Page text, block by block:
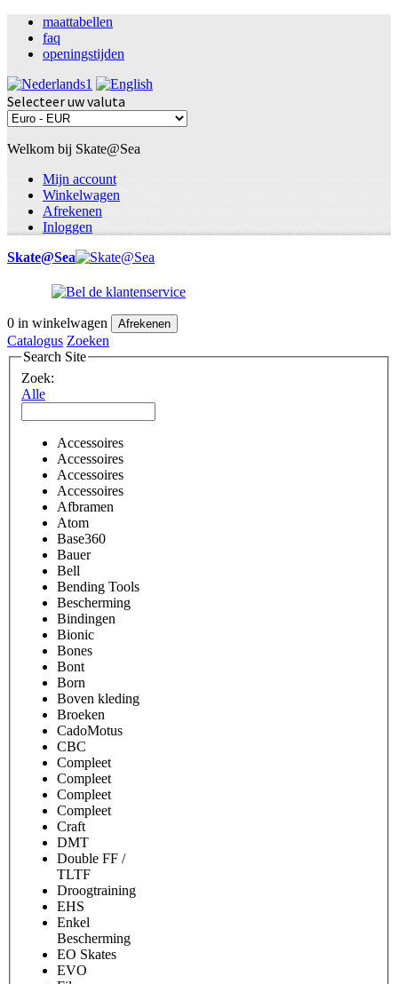
maattabellen
faq
openingstijden
Selecteer uw valuta
Welkom bij Skate@Sea
Mijn account
Winkelwagen
Afrekenen
Inloggen
Skate@Sea
0 in winkelwagen Afrekenen
Catalogus Zoeken
Search Site
Zoek:
Alle
Accessoires
Accessoires
Accessoires
Accessoires
Afbramen
Atom
Base360
Bauer
Bell
Bending Tools
Bescherming
Bindingen
Bionic
Bones
Bont
Born
Boven kleding
Broeken
CadoMotus
CBC
Compleet
Compleet
Compleet
Compleet
Craft
DMT
Double FF /
TLTF
Droogtraining
EHS
Enkel
Bescherming
EO Skates
EVO